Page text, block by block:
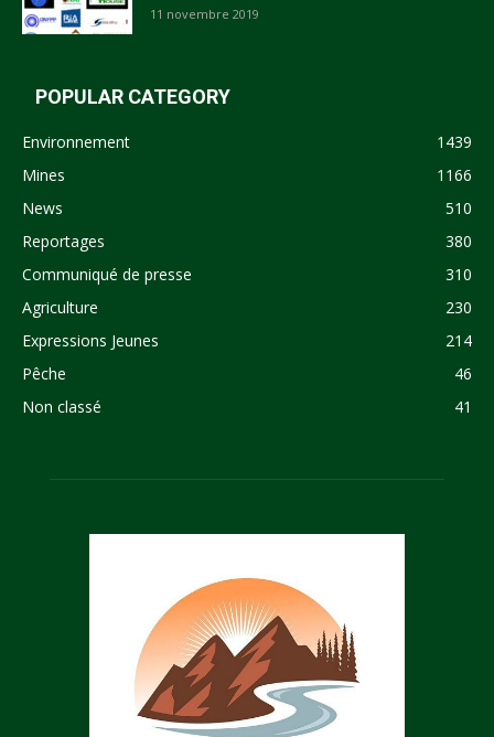
11 novembre 2019
POPULAR CATEGORY
Environnement
1439
Mines
1166
News
510
Reportages
380
Communiqué de presse
310
Agriculture
230
Expressions Jeunes
214
Pêche
46
Non classé
41